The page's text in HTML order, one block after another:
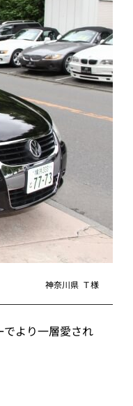
神奈川県 Ｔ様
より一層愛され